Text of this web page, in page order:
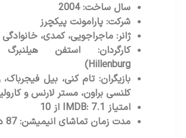
سال ساخت: 2004
شرکت: پارامونت پیکچرز
ژانر: ماجراجویی، کمدی، خانوادگی و
کارگردان: استفن هیلنبرگ (
Hillenburg
)
بازیگران: تام کنی، بیل فیجرباک، راجر
کلنسی براون، مستر لارنس و کارولین
امتیاز
IMDB: 7.1 از 10
مدت زمان تماشای انیمیشن: 87 دقیقه